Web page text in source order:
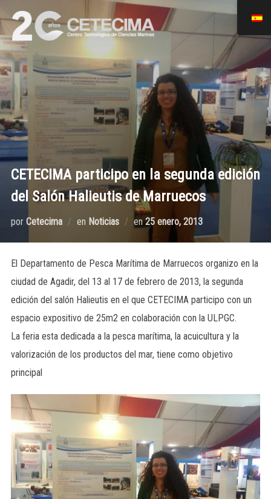
CETECIMA participo en la segunda edición
del Salón Halieutis de Marruecos
por Cetecima en Noticias en25 enero, 2013
El Departamento de Pesca Marítima de Marruecos organizo en la
ciudad de Agadir, del 13 al 17 de febrero de 2013, la segunda
edición del salón Halieutis en el que CETECIMA participo con un
espacio expositivo de 25m2 en colaboración con la ULPGC.
La feria esta dedicada a la pesca marítima, la acuicultura y la
valorización de los productos del mar, tiene como objetivo
principal